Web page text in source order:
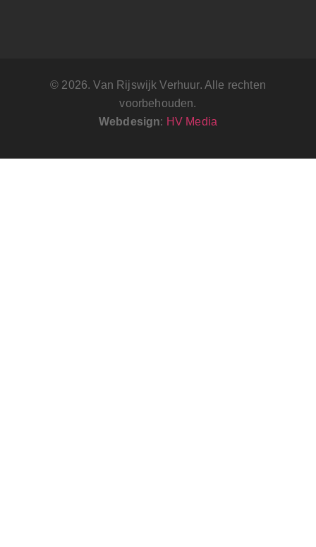
© 2026. Van Rijswijk Verhuur. Alle rechten
voorbehouden.
Webdesign: HV Media